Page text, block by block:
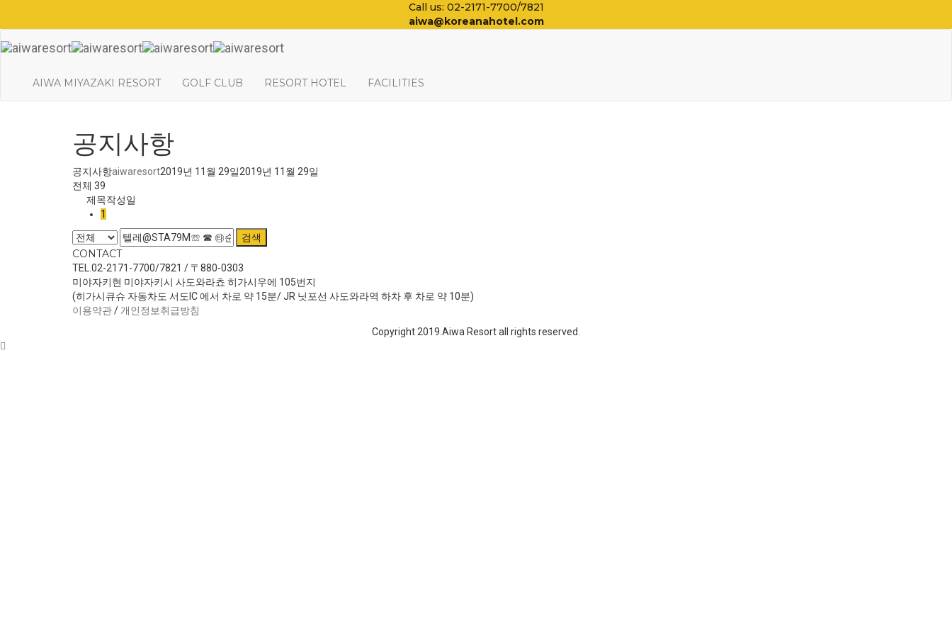
Call us: 02-2171-7700/7821
aiwa@koreanahotel.com
AIWA MIYAZAKI RESORT GOLF CLUB RESORT HOTEL FACILITIES
공지사항
공지사항aiwaresort2019년 11월 29일2019년 11월 29일
전체 39
제목작성일
1
검색
CONTACT
TEL.02-2171-7700/7821 / 〒880-0303
미야자키현 미야자키시 사도와라쵸 히가시우에 105번지
(히가시큐슈 자동차도 서도IC 에서 차로 약 15분/ JR 닛포선 사도와라역 하차 후 차로 약 10분)
이용약관/ 개인정보취급방침
Copyright 2019.Aiwa Resort all rights reserved.